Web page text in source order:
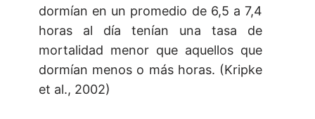
dormían en un promedio de 6,5 a 7,4
horas al día tenían una tasa de
mortalidad menor que aquellos que
dormían menos o más horas. (Kripke
et al., 2002)